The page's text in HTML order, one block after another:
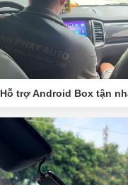
Hỗ trợ Android Box tận